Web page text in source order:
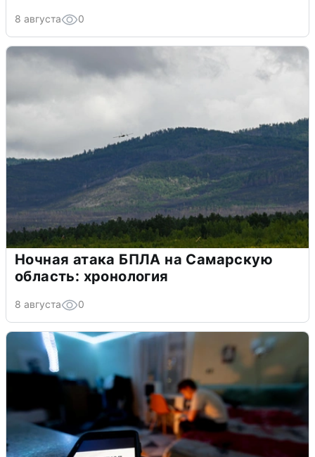
8 августа 0
Ночная атака БПЛА на Самарскую
область: хронология
8 августа 0